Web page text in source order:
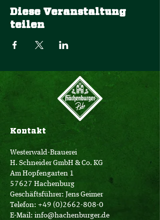
Diese Veranstaltung
teilen
Kontakt
Westerwald-Brauerei
H. Schneider GmbH & Co. KG
Am Hopfengarten 1
57627 Hachenburg
Geschäftsführer: Jens Geimer
Telefon: +49 (0)2662-808-0
E-Mail: info@hachenburger.de